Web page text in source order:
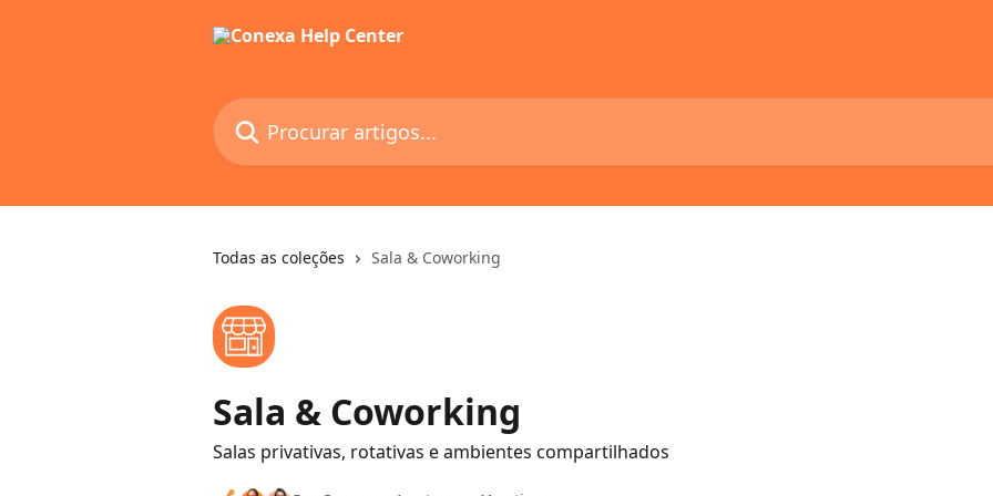
Procurar artigos...
Todas as coleções Sala & Coworking
Sala & Coworking
Salas privativas, rotativas e ambientes compartilhados